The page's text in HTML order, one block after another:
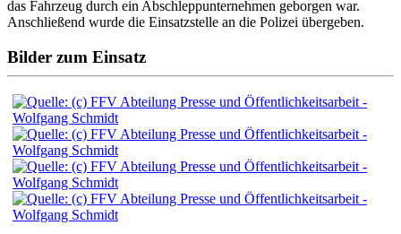
das Fahrzeug durch ein Abschleppunternehmen geborgen war.
Anschließend wurde die Einsatzstelle an die Polizei übergeben.
Bilder zum Einsatz